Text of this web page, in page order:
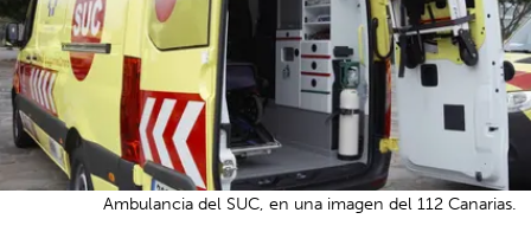
Ambulancia del SUC, en una imagen del 112 Canarias.